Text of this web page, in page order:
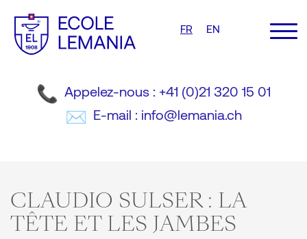
FR EN
Appelez-nous : +41 (0)21 320 15 01
E-mail : info@lemania.ch
CLAUDIO SULSER : LA
TÊTE ET LES JAMBES